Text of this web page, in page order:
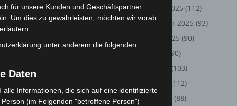
. Sie richtet sich an
auch frei
Angeboten in der
Oktober 2025 (112)
September 2025 (93)
August 2025 (90)
(90)
(103)
(112)
April 2025
(88)
für unsere Kunden und Geschäftspartner
Um dies zu gewährleisten, möchten wir vorab
unter anderem die folgenden
Daten
alle Informationen, die sich auf eine identifizierte
(im Folgenden "betroffene Person")